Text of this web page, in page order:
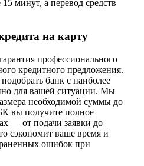
минут, а перевод средств
на карту
профессионального
кредитного предложения.
банк с наиболее
для вашей ситуации. Мы
необходимой суммы до
вы получите полное
— от подачи заявки до
сэкономит ваше время и
ошибок при